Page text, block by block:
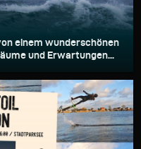
einem wunderschönen
und Erwartungen...